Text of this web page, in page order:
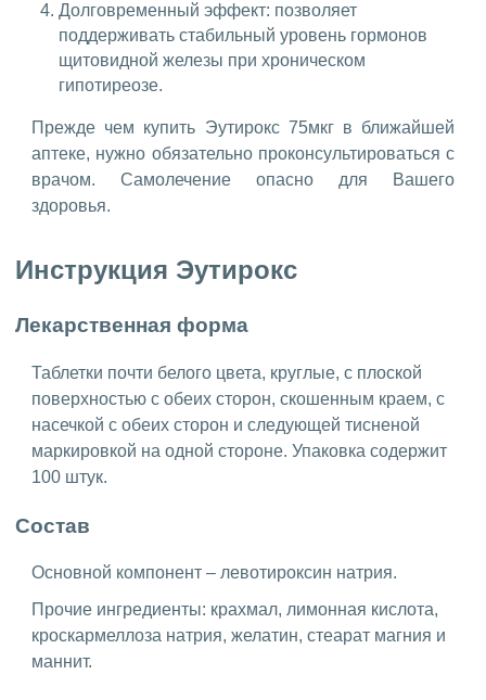
Долговременный эффект: позволяет
поддерживать стабильный уровень гормонов
щитовидной железы при хроническом
гипотиреозе.
Прежде чем купить Эутирокс 75мкг в ближайшей
аптеке, нужно обязательно проконсультироваться с
врачом. Самолечение опасно для Вашего
здоровья.
Инструкция Эутирокс
Лекарственная форма
Таблетки почти белого цвета, круглые, с плоской
поверхностью с обеих сторон, скошенным краем, с
насечкой с обеих сторон и следующей тисненой
маркировкой на одной стороне. Упаковка содержит
100 штук.
Состав
Основной компонент – левотироксин натрия.
Прочие ингредиенты: крахмал, лимонная кислота,
кроскармеллоза натрия, желатин, стеарат магния и
маннит.